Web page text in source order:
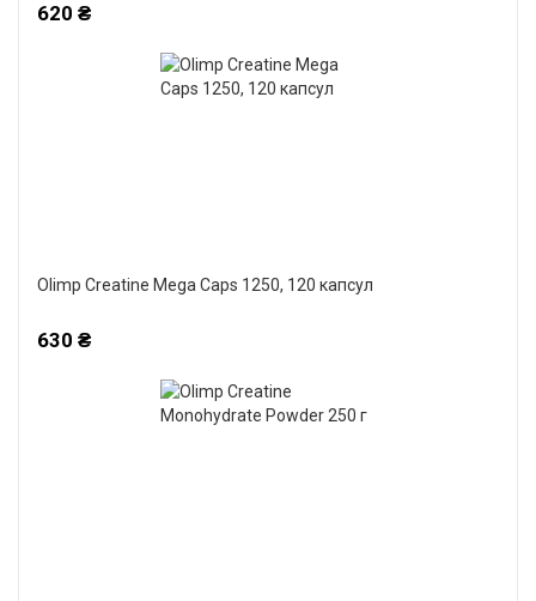
620 ₴
Olimp Creatine Mega Caps 1250, 120 капсул
630 ₴